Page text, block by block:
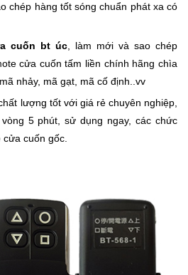
chép hàng tốt sóng chuẩn phát xa có
cuốn bt úc, làm mới và sao chép
cửa cuốn tấm liền chính hãng chìa
nhảy, mã gạt, mã cố định..vv
lượng tốt với giá rẻ chuyên nghiệp,
5 phút, sử dụng ngay, các chức
cuốn gốc.